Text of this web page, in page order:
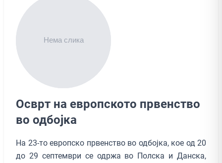
Осврт на европското првенство
во одбојка
На 23-то европско првенство во одбојка, кое од 20
до 29 септември се одржа во Полска и Данска,